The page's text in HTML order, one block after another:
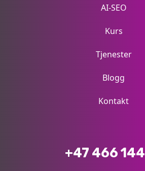
AI-SEO
Kurs
Tjenester
Blogg
Kontakt
+47 466